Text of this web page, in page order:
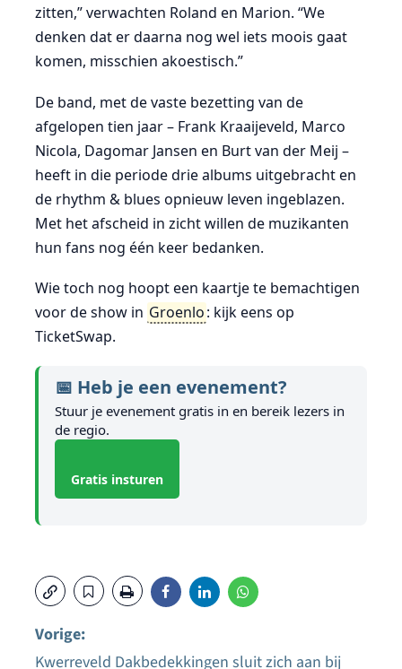
zitten,” verwachten Roland en Marion. “We
denken dat er daarna nog wel iets moois gaat
komen, misschien akoestisch.”
De band, met de vaste bezetting van de
afgelopen tien jaar – Frank Kraaijeveld, Marco
Nicola, Dagomar Jansen en Burt van der Meij –
heeft in die periode drie albums uitgebracht en
de rhythm & blues opnieuw leven ingeblazen.
Met het afscheid in zicht willen de muzikanten
hun fans nog één keer bedanken.
Wie toch nog hoopt een kaartje te bemachtigen
voor de show in Groenlo: kijk eens op
TicketSwap.
📅 Heb je een evenement?
Stuur je evenement gratis in en bereik lezers in
de regio.
Gratis insturen
Vorige:
Kwerreveld Dakbedekkingen sluit zich aan bij